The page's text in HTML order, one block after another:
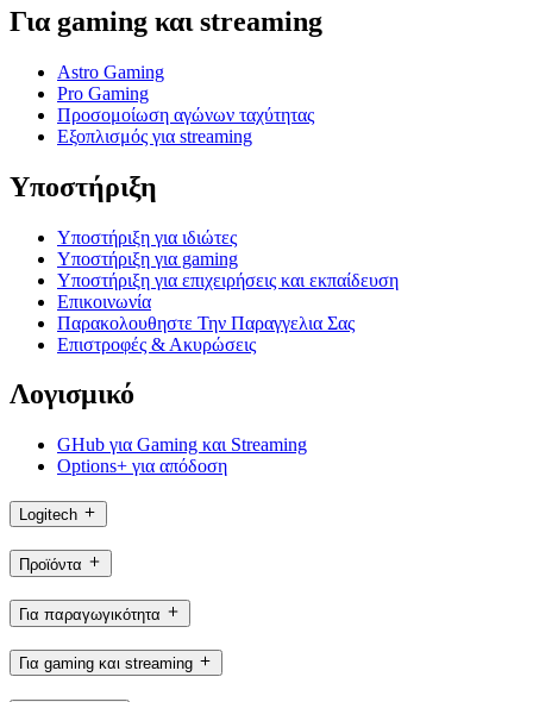
Για gaming και streaming
Astro Gaming
Pro Gaming
Προσομοίωση αγώνων ταχύτητας
Εξοπλισμός για streaming
Υποστήριξη
Υποστήριξη για ιδιώτες
Υποστήριξη για gaming
Υποστήριξη για επιχειρήσεις και εκπαίδευση
Επικοινωνία
Παρακολουθηστε Την Παραγγελια Σας
Επιστροφές & Ακυρώσεις
Λογισμικό
GHub για Gaming και Streaming
Options+ για απόδοση
Logitech
Προϊόντα
Για παραγωγικότητα
Για gaming και streaming